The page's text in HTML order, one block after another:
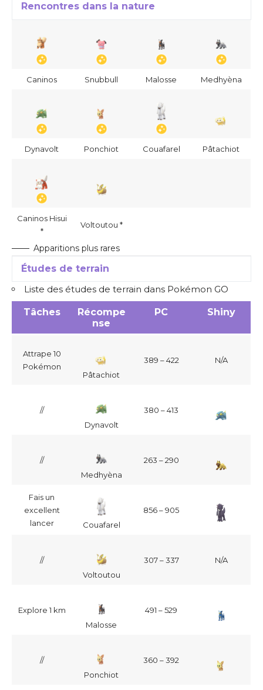
Rencontres dans la nature
Caninos Snubbull Malosse Medhyèna
Dynavolt Ponchiot Couafarel Pâtachiot
Caninos Hisui
*
Voltoutou *
Apparitions plus rares
Études de terrain
Liste des études de terrain dans Pokémon GO
Tâches
Récompe
nse
PC Shiny
Attrape 10
Pokémon
Pâtachiot
389 – 422 N/A
//
Dynavolt
380 – 413
//
Medhyèna
263 – 290
Fais un
excellent
lancer
Couafarel
856 – 905
//
Voltoutou
307 – 337 N/A
Explore 1 km
Malosse
491 – 529
//
Ponchiot
360 – 392